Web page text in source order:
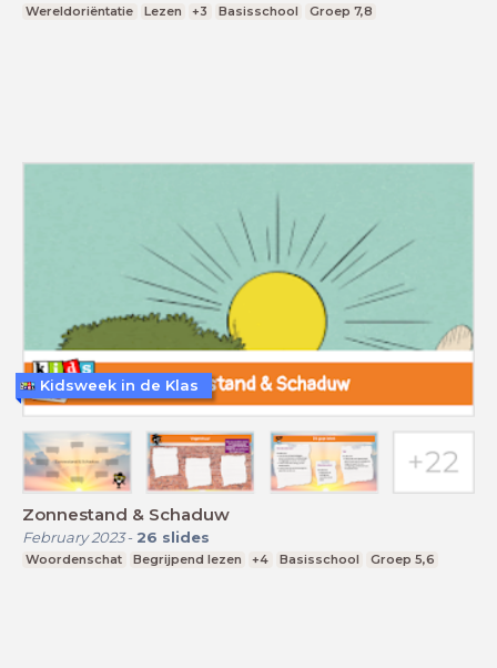
Wereldoriëntatie Lezen +3 Basisschool Groep 7,8
Zonnestand & Schaduw
February 2023- 26 slides
Woordenschat Begrijpend lezen +4 Basisschool Groep 5,6
Kidsweek in de Klas